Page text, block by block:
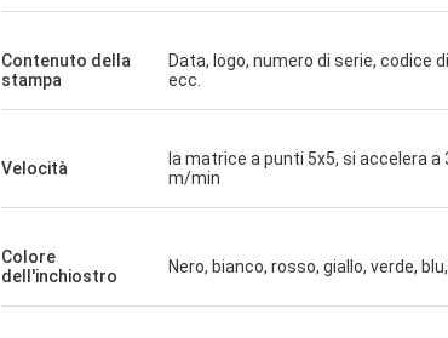
Contenuto della
stampa
Data, logo, numero di serie, codice di
ecc.
Velocità
la matrice a punti 5x5, si accelera a
m/min
Colore
dell'inchiostro
Nero, bianco, rosso, giallo, verde,